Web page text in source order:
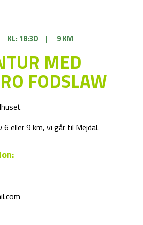
KL: 18:30 | 9 KM
MED
FODSLAW
6 eller 9 km, vi går til Mejdal.